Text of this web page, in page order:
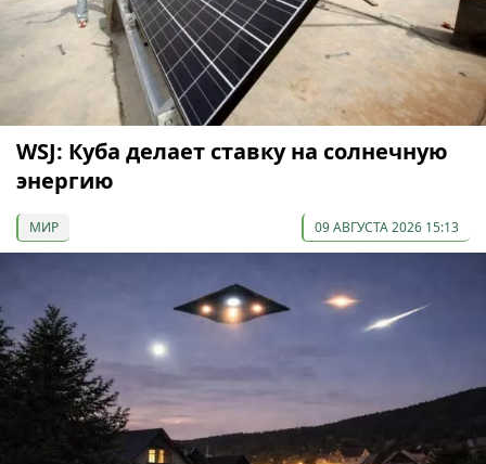
WSJ: Куба делает ставку на солнечную
энергию
МИР 09 АВГУСТА 2026 15:13